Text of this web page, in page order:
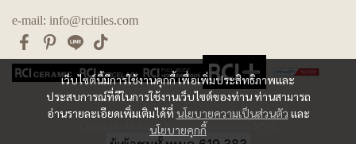
เว็บไซต์นี้มีการใช้งานคุกกี้ เพื่อเพิ่มประสิทธิภาพและ
ประสบการณ์ที่ดีในการใช้งานเว็บไซต์ของท่าน ท่านสามารถ
อ่านรายละเอียดเพิ่มเติมได้ที่ นโยบายความเป็นส่วนตัว และ
นโยบายคุกกี้
e-mail: info@rcitiles.com
Copyright | All Rights Reserved | Powered by MWE